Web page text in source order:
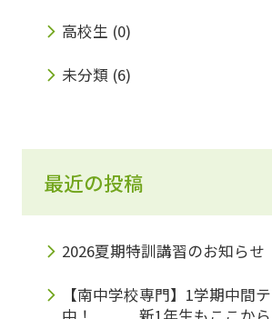
高校生 (0)
未分類 (6)
最近の投稿
2026夏期特訓講習のお知らせ
【南中学校専門】1学期中間